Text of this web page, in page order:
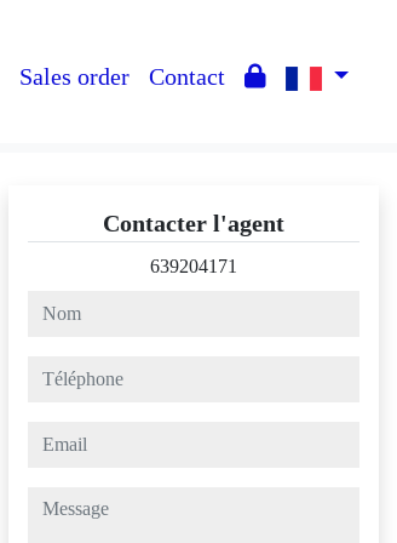
Sales order Contact
Contacter l'agent
639204171
nom
téléphone
email
message